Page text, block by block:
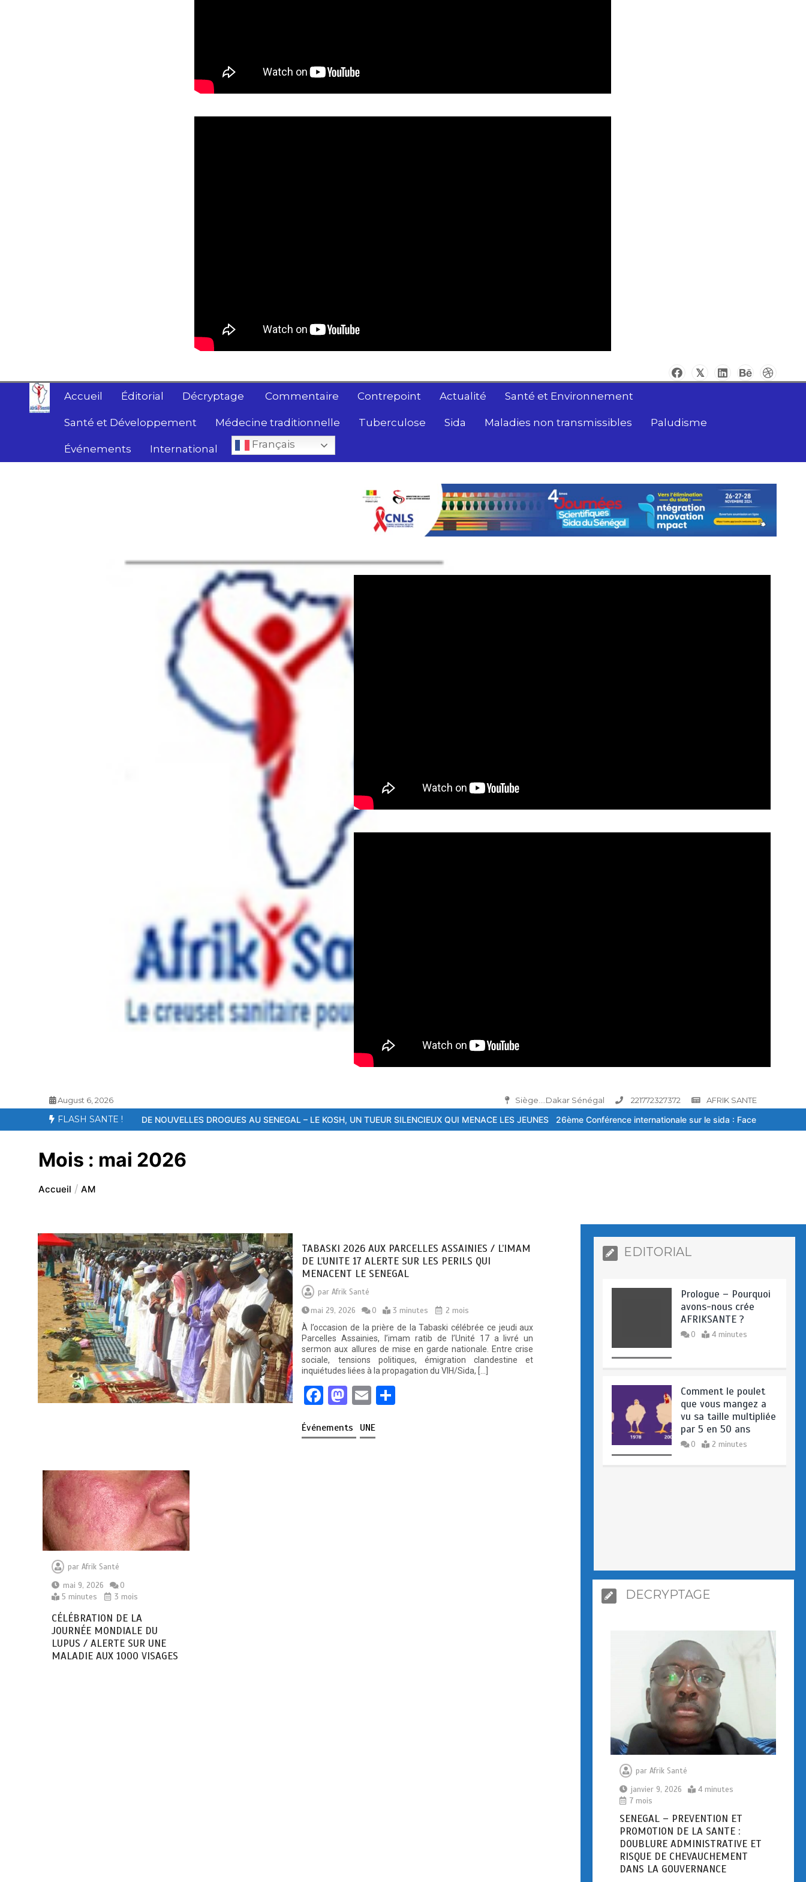
Accueil Éditorial Décryptage Commentaire Contrepoint Actualité Santé et Environnement
Santé et Développement Médecine traditionnelle Tuberculose Sida Maladies non transmissibles Paludisme
Événements International Français
August 6, 2026 Siège....Dakar Sénégal 221772327372 AFRIK SANTE
FLASH SANTE !
DE NOUVELLES DROGUES AU SENEGAL – LE KOSH, UN TUEUR SILENCIEUX QUI MENACE LES JEUNES 26ème Conférence internationale sur le sida : Face à la baisse des financements, la
Mois : mai 2026
Accueil AM
TABASKI 2026 AUX PARCELLES ASSAINIES / L’IMAM
DE L’UNITE 17 ALERTE SUR LES PERILS QUI
MENACENT LE SENEGAL
parAfrik Santé
mai 29, 2026
0 3 minutes
2 mois
À l’occasion de la prière de la Tabaski célébrée ce jeudi aux
Parcelles Assainies, l’imam ratib de l’Unité 17 a livré un
sermon aux allures de mise en garde nationale. Entre crise
sociale, tensions politiques, émigration clandestine et
inquiétudes liées à la propagation du VIH/Sida, […]
F
ce
M
st
E
ail
Événements UNE
parAfrik Santé
mai 9, 2026
0
5 minutes
3 mois
CÉLÉBRATION DE LA
JOURNÉE MONDIALE DU
LUPUS / ALERTE SUR UNE
MALADIE AUX 1000 VISAGES
EDITORIAL
Prologue – Pourquoi
avons-nous crée
AFRIKSANTE ?
0 4 minutes
Comment le poulet
que vous mangez a
vu sa taille multipliée
par 5 en 50 ans
0 2 minutes
DECRYPTAGE
par Afrik Santé
janvier 9, 2026
4 minutes
7 mois
SENEGAL – PREVENTION ET
PROMOTION DE LA SANTE :
DOUBLURE ADMINISTRATIVE ET
RISQUE DE CHEVAUCHEMENT
DANS LA GOUVERNANCE